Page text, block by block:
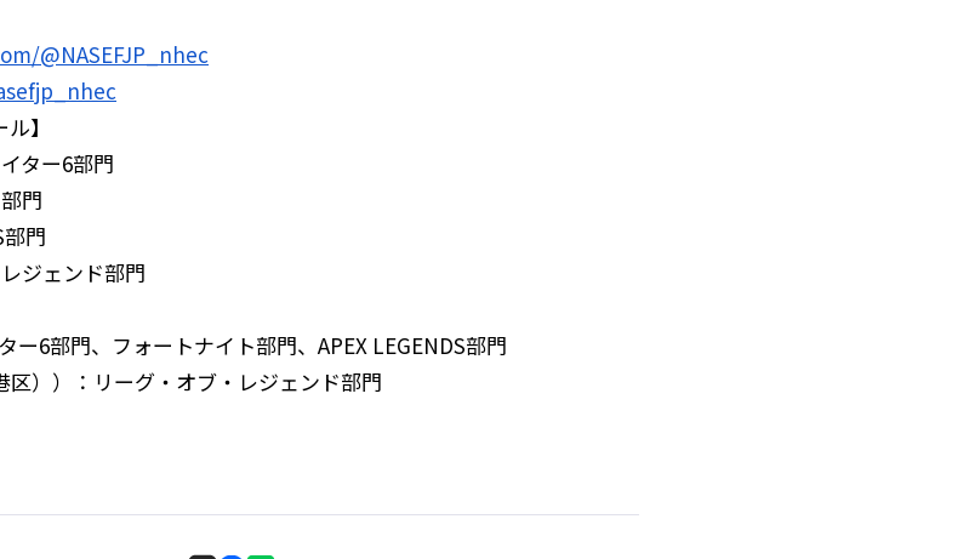
@NASEFJP_nhec
】
ター6部門
門
部門
ジェンド部門
ー6部門、フォートナイト部門、APEX LEGENDS部門
））：リーグ・オブ・レジェンド部門